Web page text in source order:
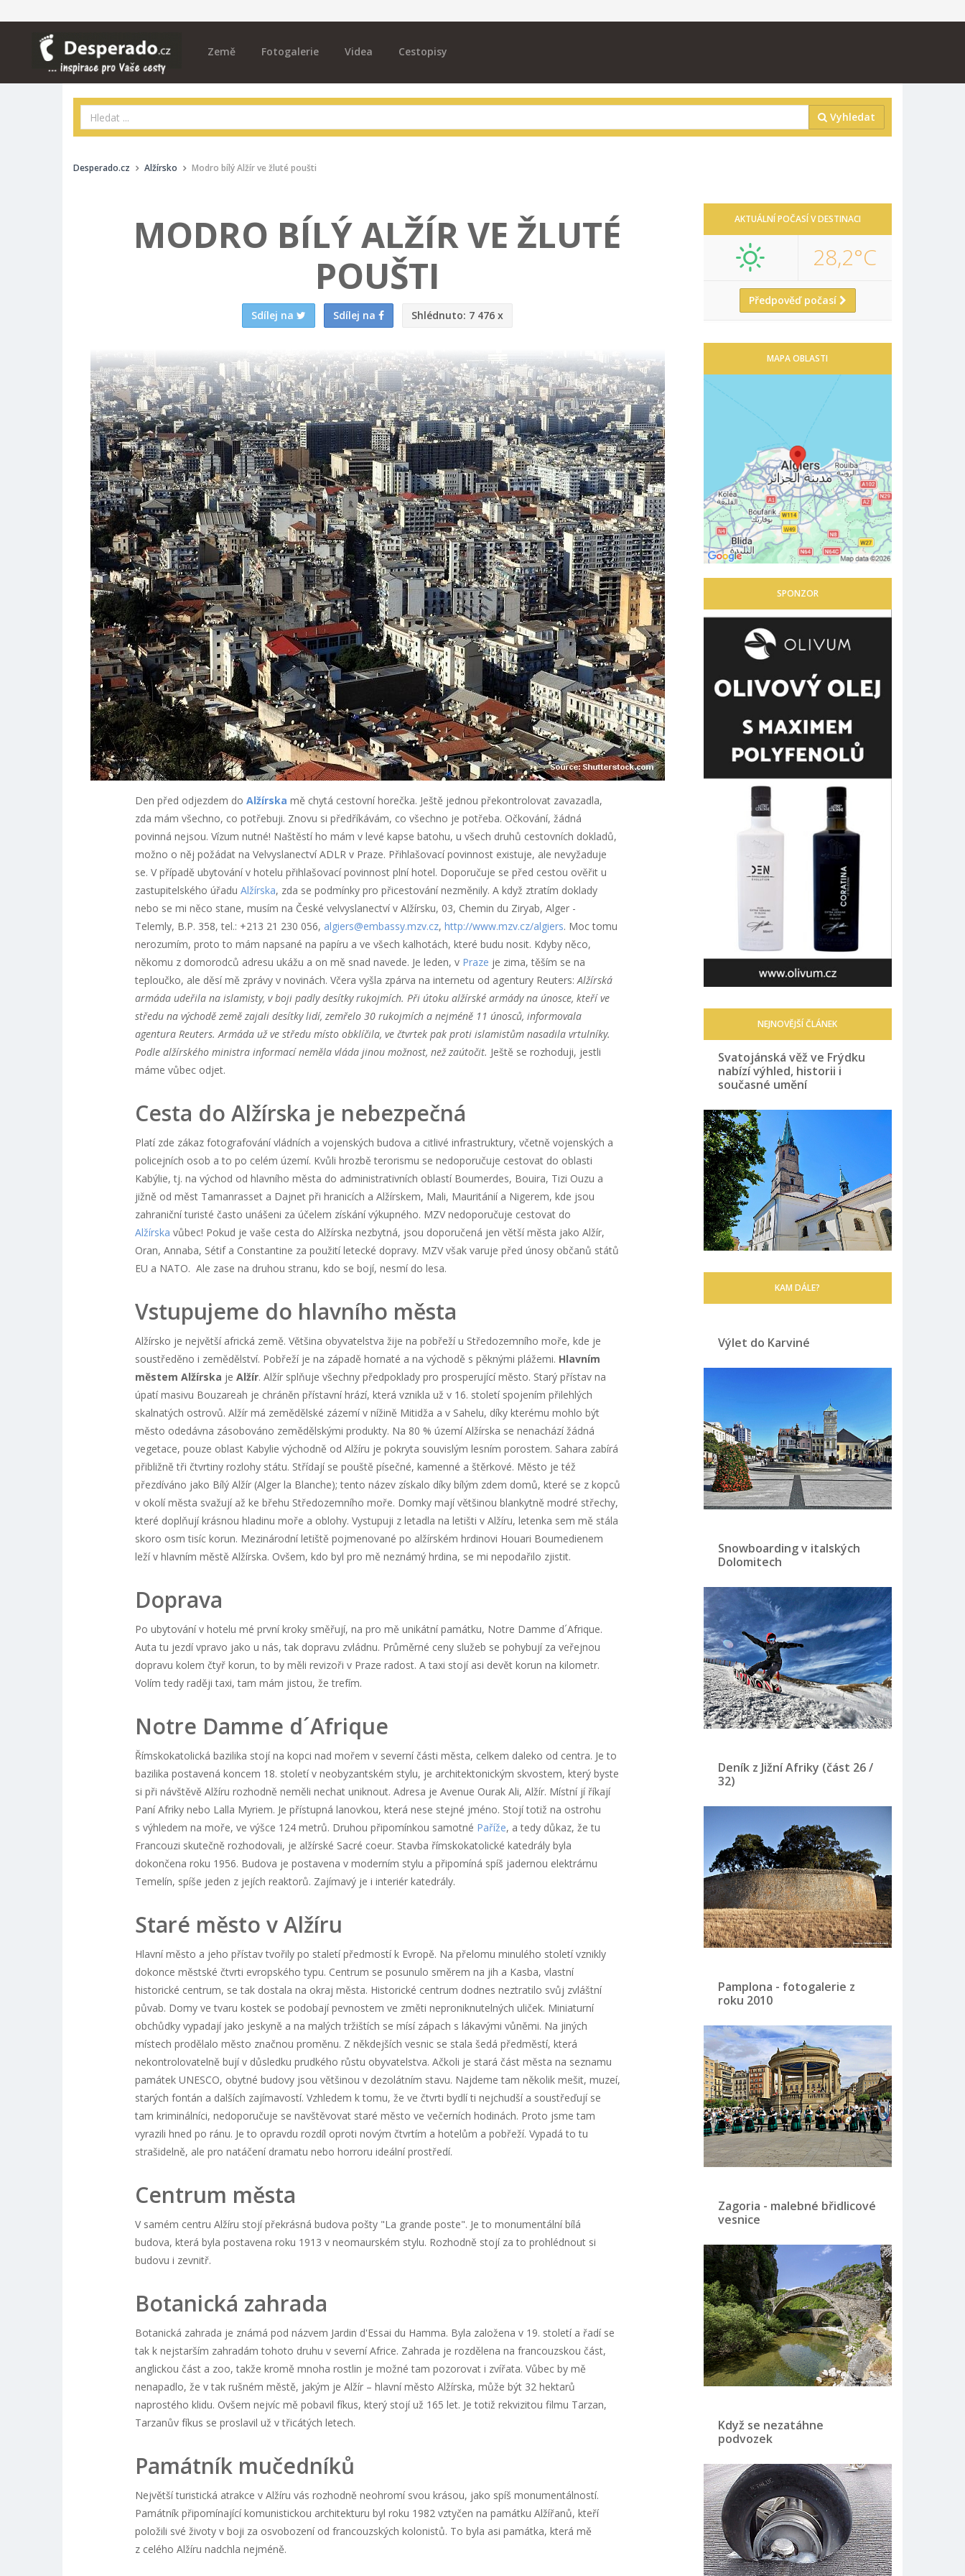
Země Fotogalerie Videa Cestopisy
Vyhledat
Desperado.cz Alžírsko Modro bílý Alžír ve žluté poušti
MODRO BÍLÝ ALŽÍR VE ŽLUTÉ
POUŠTI
Sdílej na Sdílej na Shlédnuto: 7 476 x
Den před odjezdem do Alžírska mě chytá cestovní horečka. Ještě jednou překontrolovat zavazadla,
zda mám všechno, co potřebuji. Znovu si předříkávám, co všechno je potřeba. Očkování, žádná
povinná nejsou. Vízum nutné! Naštěstí ho mám v levé kapse batohu, u všech druhů cestovních dokladů,
možno o něj požádat na Velvyslanectví ADLR v Praze. Přihlašovací povinnost existuje, ale nevyžaduje
se. V případě ubytování v hotelu přihlašovací povinnost plní hotel. Doporučuje se před cestou ověřit u
zastupitelského úřadu Alžírska, zda se podmínky pro přicestování nezměnily. A když ztratím doklady
nebo se mi něco stane, musím na České velvyslanectví v Alžírsku, 03, Chemin du Ziryab, Alger -
Telemly, B.P. 358, tel.: +213 21 230 056, algiers@embassy.mzv.cz, http://www.mzv.cz/algiers. Moc tomu
nerozumím, proto to mám napsané na papíru a ve všech kalhotách, které budu nosit. Kdyby něco,
někomu z domorodců adresu ukážu a on mě snad navede. Je leden, v Praze je zima, těším se na
teploučko, ale děsí mě zprávy v novinách. Včera vyšla zpárva na internetu od agentury Reuters:Alžírská
armáda udeřila na islamisty, v boji padly desítky rukojmích. Při útoku alžírské armády na únosce, kteří ve
středu na východě země zajali desítky lidí, zemřelo 30 rukojmích a nejméně 11 únosců, informovala
agentura Reuters. Armáda už ve středu místo obklíčila, ve čtvrtek pak proti islamistům nasadila vrtulníky.
Podle alžírského ministra informací neměla vláda jinou možnost, než zaútočit. Ještě se rozhoduji, jestli
máme vůbec odjet.
Cesta do Alžírska je nebezpečná
Platí zde zákaz fotografování vládních a vojenských budova a citlivé infrastruktury, včetně vojenských a
policejních osob a to po celém území. Kvůli hrozbě terorismu se nedoporučuje cestovat do oblasti
Kabýlie, tj. na východ od hlavního města do administrativních oblastí Boumerdes, Bouira, Tizi Ouzu a
jižně od měst Tamanrasset a Dajnet při hranicích a Alžírskem, Mali, Mauritánií a Nigerem, kde jsou
zahraniční turisté často unášeni za účelem získání výkupného. MZV nedoporučuje cestovat do
Alžírska vůbec! Pokud je vaše cesta do Alžírska nezbytná, jsou doporučená jen větší města jako Alžír,
Oran, Annaba, Sétif a Constantine za použití letecké dopravy. MZV však varuje před únosy občanů států
EU a NATO. Ale zase na druhou stranu, kdo se bojí, nesmí do lesa.
Vstupujeme do hlavního města
Alžírsko je největší africká země. Většina obyvatelstva žije na pobřeží u Středozemního moře, kde je
soustředěno i zemědělství. Pobřeží je na západě hornaté a na východě s pěknými plážemi. Hlavním
městem Alžírska je Alžír. Alžír splňuje všechny předpoklady pro prosperující město. Starý přístav na
úpatí masivu Bouzareah je chráněn přístavní hrází, která vznikla už v 16. století spojením přilehlých
skalnatých ostrovů. Alžír má zemědělské zázemí v nížině Mitidža a v Sahelu, díky kterému mohlo být
město odedávna zásobováno zemědělskými produkty. Na 80 % území Alžírska se nenachází žádná
vegetace, pouze oblast Kabylie východně od Alžíru je pokryta souvislým lesním porostem. Sahara zabírá
přibližně tři čtvrtiny rozlohy státu. Střídají se pouště písečné, kamenné a štěrkové. Město je též
přezdíváno jako Bílý Alžír (Alger la Blanche); tento název získalo díky bílým zdem domů, které se z kopců
v okolí města svažují až ke břehu Středozemního moře. Domky mají většinou blankytně modré střechy,
které doplňují krásnou hladinu moře a oblohy. Vystupuji z letadla na letišti v Alžíru, letenka sem mě stála
skoro osm tisíc korun. Mezinárodní letiště pojmenované po alžírském hrdinovi Houari Boumedienem
leží v hlavním městě Alžírska. Ovšem, kdo byl pro mě neznámý hrdina, se mi nepodařilo zjistit.
Doprava
Po ubytování v hotelu mé první kroky směřují, na pro mě unikátní památku, Notre Damme d´Afrique.
Auta tu jezdí vpravo jako u nás, tak dopravu zvládnu. Průměrné ceny služeb se pohybují za veřejnou
dopravu kolem čtyř korun, to by měli revizoři v Praze radost. A taxi stojí asi devět korun na kilometr.
Volím tedy raději taxi, tam mám jistou, že trefím.
Notre Damme d´Afrique
Římskokatolická bazilika stojí na kopci nad mořem v severní části města, celkem daleko od centra. Je to
bazilika postavená koncem 18. století v neobyzantském stylu, je architektonickým skvostem, který byste
si při návštěvě Alžíru rozhodně neměli nechat uniknout. Adresa je Avenue Ourak Ali, Alžír. Místní jí říkají
Paní Afriky nebo Lalla Myriem. Je přístupná lanovkou, která nese stejné jméno. Stojí totiž na ostrohu
s výhledem na moře, ve výšce 124 metrů. Druhou připomínkou samotné Paříže, a tedy důkaz, že tu
Francouzi skutečně rozhodovali, je alžírské Sacré coeur. Stavba římskokatolické katedrály byla
dokončena roku 1956. Budova je postavena v moderním stylu a připomíná spíš jadernou elektrárnu
Temelín, spíše jeden z jejích reaktorů. Zajímavý je i interiér katedrály.
Staré město v Alžíru
Hlavní město a jeho přístav tvořily po staletí předmostí k Evropě. Na přelomu minulého století vznikly
dokonce městské čtvrti evropského typu. Centrum se posunulo směrem na jih a Kasba, vlastní
historické centrum, se tak dostala na okraj města. Historické centrum dodnes neztratilo svůj zvláštní
půvab. Domy ve tvaru kostek se podobají pevnostem ve změti neproniknutelných uliček. Miniaturní
obchůdky vypadají jako jeskyně a na malých tržištích se mísí zápach s lákavými vůněmi. Na jiných
místech prodělalo město značnou proměnu. Z někdejších vesnic se stala šedá předměstí, která
nekontrolovatelně bují v důsledku prudkého růstu obyvatelstva. Ačkoli je stará část města na seznamu
památek UNESCO, obytné budovy jsou většinou v dezolátním stavu. Najdeme tam několik mešit, muzeí,
starých fontán a dalších zajímavostí. Vzhledem k tomu, že ve čtvrti bydlí ti nejchudší a soustřeďují se
tam kriminálníci, nedoporučuje se navštěvovat staré město ve večerních hodinách. Proto jsme tam
vyrazili hned po ránu. Je to opravdu rozdíl oproti novým čtvrtím a hotelům a pobřeží. Vypadá to tu
strašidelně, ale pro natáčení dramatu nebo horroru ideální prostředí.
Centrum města
V samém centru Alžíru stojí překrásná budova pošty "La grande poste". Je to monumentální bílá
budova, která byla postavena roku 1913 v neomaurském stylu. Rozhodně stojí za to prohlédnout si
budovu i zevnitř.
Botanická zahrada
Botanická zahrada je známá pod názvem Jardin d'Essai du Hamma. Byla založena v 19. století a řadí se
tak k nejstarším zahradám tohoto druhu v severní Africe. Zahrada je rozdělena na francouzskou část,
anglickou část a zoo, takže kromě mnoha rostlin je možné tam pozorovat i zvířata. Vůbec by mě
nenapadlo, že v tak rušném městě, jakým je Alžír – hlavní město Alžírska, může být 32 hektarů
naprostého klidu. Ovšem nejvíc mě pobavil fíkus, který stojí už 165 let. Je totiž rekvizitou filmu Tarzan,
Tarzanův fíkus se proslavil už v třicátých letech.
Památník mučedníků
Největší turistická atrakce v Alžíru vás rozhodně neohromí svou krásou, jako spíš monumentálností.
Památník připomínající komunistickou architekturu byl roku 1982 vztyčen na památku Alžířanů, kteří
položili své životy v boji za osvobození od francouzských kolonistů. To byla asi památka, která mě
z celého Alžíru nadchla nejméně.
AKTUÁLNÍ POČASÍ V DESTINACI
28,2°C
Předpověď počasí
MAPA OBLASTI
SPONZOR
NEJNOVĚJŠÍ ČLÁNEK
Svatojánská věž ve Frýdku
nabízí výhled, historii i
současné umění
KAM DÁLE?
Výlet do Karviné
Snowboarding v italských
Dolomitech
Deník z Jižní Afriky (část 26 /
32)
Pamplona - fotogalerie z
roku 2010
Zagoria - malebné břidlicové
vesnice
Když se nezatáhne
podvozek